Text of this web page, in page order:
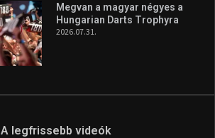
Megvan a magyar négyes a
Hungarian Darts Trophyra
2026.07.31.
A legfrissebb videók